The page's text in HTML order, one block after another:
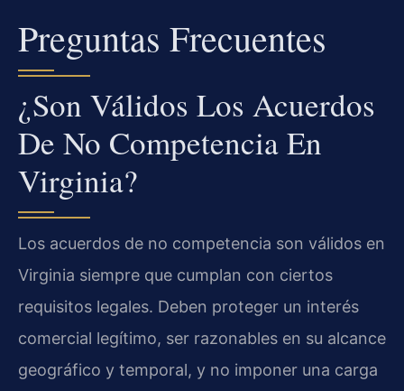
Preguntas Frecuentes
¿Son Válidos Los Acuerdos
De No Competencia En
Virginia?
Los acuerdos de no competencia son válidos en
Virginia siempre que cumplan con ciertos
requisitos legales. Deben proteger un interés
comercial legítimo, ser razonables en su alcance
geográfico y temporal, y no imponer una carga